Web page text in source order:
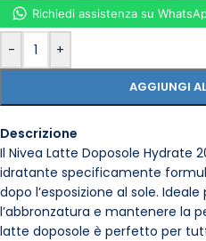
- +
AGGIUNGI
Richiedi assistenza su
Descrizione
Il Nivea Latte Doposole Hydrate
idratante specificamente
dopo l’esposizione al sole.
l’abbronzatura e mantenere la
latte doposole è perfetto per